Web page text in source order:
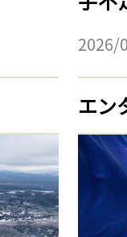
2026/
エン